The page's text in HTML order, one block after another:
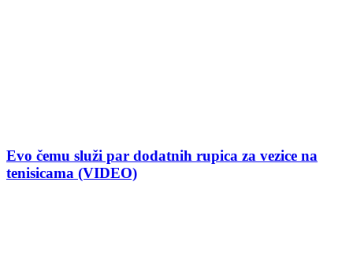
Evo čemu služi par dodatnih rupica za vezice na
tenisicama (VIDEO)